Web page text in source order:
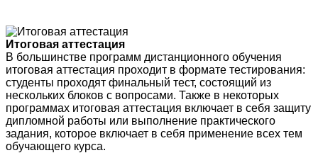
Итоговая аттестация
В большинстве программ дистанционного обучения
итоговая аттестация проходит в формате тестирования:
студенты проходят финальный тест, состоящий из
нескольких блоков с вопросами. Также в некоторых
программах итоговая аттестация включает в себя защиту
дипломной работы или выполнение практического
задания, которое включает в себя применение всех тем
обучающего курса.